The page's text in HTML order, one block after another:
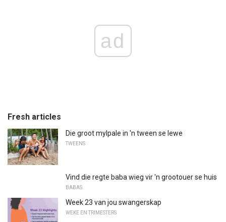
ad
Fresh articles
Die groot mylpale in 'n tween se lewe
TWEENS
Vind die regte baba wieg vir 'n grootouer se huis
BABAS
Week 23 van jou swangerskap
WEKE EN TRIMESTERS